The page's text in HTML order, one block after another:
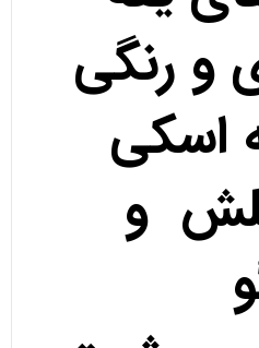
و رنگی
اسکی
و